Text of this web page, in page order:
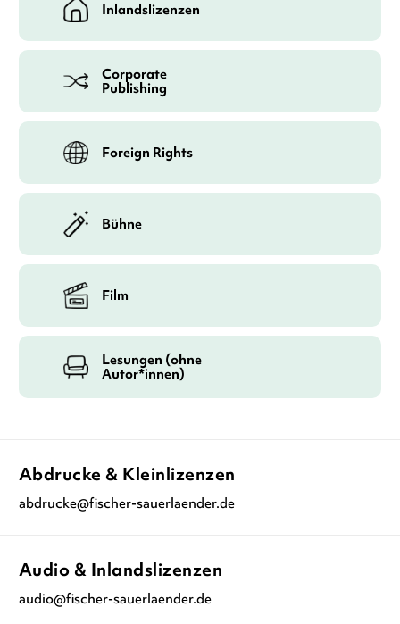
Inlandslizenzen
Corporate
Publishing
Foreign Rights
Bühne
Film
Lesungen (ohne
Autor*innen)
Abdrucke & Kleinlizenzen
abdrucke@fischer-sauerlaender.de
Audio & Inlandslizenzen
audio@fischer-sauerlaender.de